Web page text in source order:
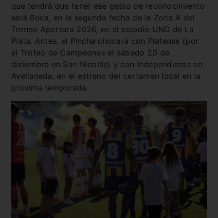
que tendrá que tener ese gesto de reconocimiento
será Boca, en la segunda fecha de la Zona A del
Torneo Apertura 2026, en el estadio UNO de La
Plata. Antes, el Pincha chocará con Platense (por
el Trofeo de Campeones el sábado 20 de
diciembre en San Nicolás) y con Independiente en
Avellaneda, en el estreno del certamen local en la
próxima temporada.